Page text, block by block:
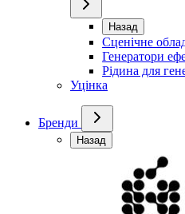
Назад
Сценічне
Генератори
Рідина для
Уцінка
Бренди
Назад